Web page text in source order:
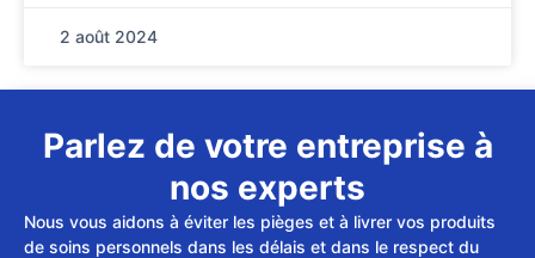
2 août 2024
Parlez de votre entreprise à
nos experts
Nous vous aidons à éviter les pièges et à livrer vos produits
de soins personnels dans les délais et dans le respect du